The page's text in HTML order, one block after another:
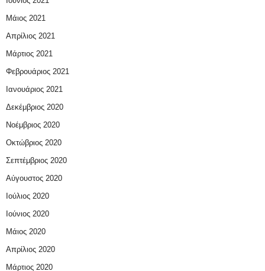
Μάιος 2021
Απρίλιος 2021
Μάρτιος 2021
Φεβρουάριος 2021
Ιανουάριος 2021
Δεκέμβριος 2020
Νοέμβριος 2020
Οκτώβριος 2020
Σεπτέμβριος 2020
Αύγουστος 2020
Ιούλιος 2020
Ιούνιος 2020
Μάιος 2020
Απρίλιος 2020
Μάρτιος 2020